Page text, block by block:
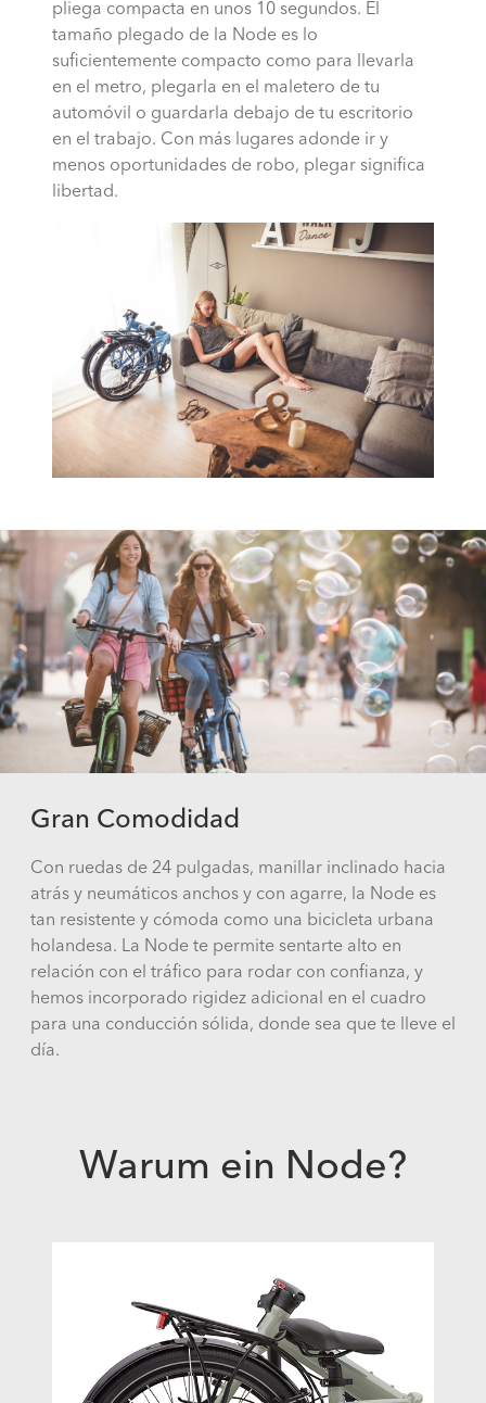
pliega compacta en unos 10 segundos. El
tamaño plegado de la Node es lo
suficientemente compacto como para llevarla
en el metro, plegarla en el maletero de tu
automóvil o guardarla debajo de tu escritorio
en el trabajo. Con más lugares adonde ir y
menos oportunidades de robo, plegar significa
libertad.
Gran Comodidad
Con ruedas de 24 pulgadas, manillar inclinado hacia
atrás y neumáticos anchos y con agarre, la Node es
tan resistente y cómoda como una bicicleta urbana
holandesa. La Node te permite sentarte alto en
relación con el tráfico para rodar con confianza, y
hemos incorporado rigidez adicional en el cuadro
para una conducción sólida, donde sea que te lleve el
día.
Warum ein Node?